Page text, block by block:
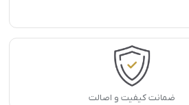
ضمانت کیفیت و اصالت